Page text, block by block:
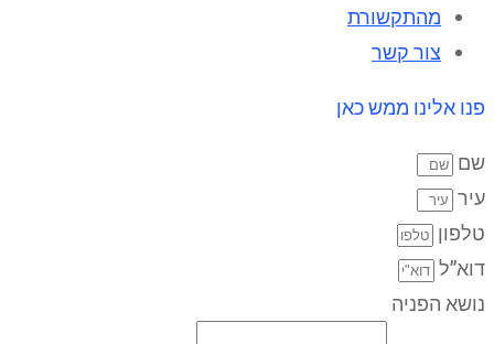
מהתקשורת
צור קשר
פנו אלינו ממש כאן
שם
עיר
טלפון
דוא”ל
נושא הפניה